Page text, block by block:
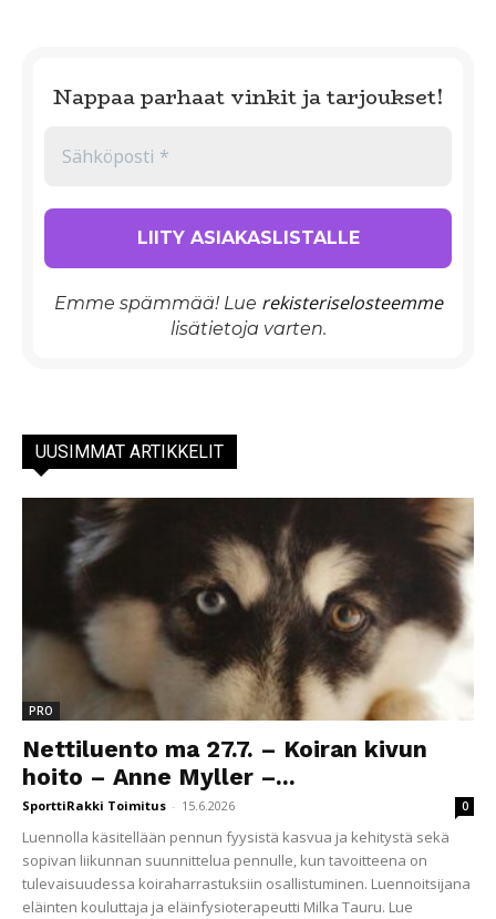
Nappaa parhaat vinkit ja tarjoukset!
Emme spämmää! Lue rekisteriselosteemme
lisätietoja varten.
UUSIMMAT ARTIKKELIT
PRO
Nettiluento ma 27.7. – Koiran kivun
hoito – Anne Myller –...
SporttiRakki Toimitus - 15.6.2026 0
Luennolla käsitellään pennun fyysistä kasvua ja kehitystä sekä
sopivan liikunnan suunnittelua pennulle, kun tavoitteena on
tulevaisuudessa koiraharrastuksiin osallistuminen. Luennoitsijana
eläinten kouluttaja ja eläinfysioterapeutti Milka Tauru. Lue